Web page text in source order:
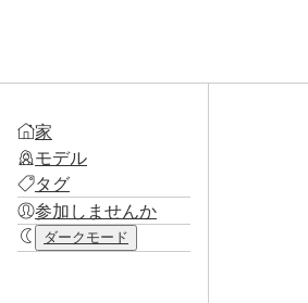
家
モデル
タグ
参加しませんか
ダークモード